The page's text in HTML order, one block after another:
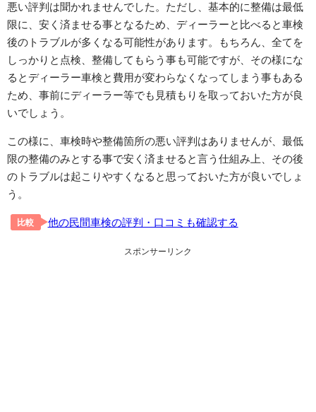
悪い評判は聞かれませんでした。ただし、基本的に整備は最低
限に、安く済ませる事となるため、ディーラーと比べると車検
後のトラブルが多くなる可能性があります。もちろん、全てを
しっかりと点検、整備してもらう事も可能ですが、その様にな
るとディーラー車検と費用が変わらなくなってしまう事もある
ため、事前にディーラー等でも見積もりを取っておいた方が良
いでしょう。
この様に、車検時や整備箇所の悪い評判はありませんが、最低
限の整備のみとする事で安く済ませると言う仕組み上、その後
のトラブルは起こりやすくなると思っておいた方が良いでしょ
う。
比較 他の民間車検の評判・口コミも確認する
スポンサーリンク